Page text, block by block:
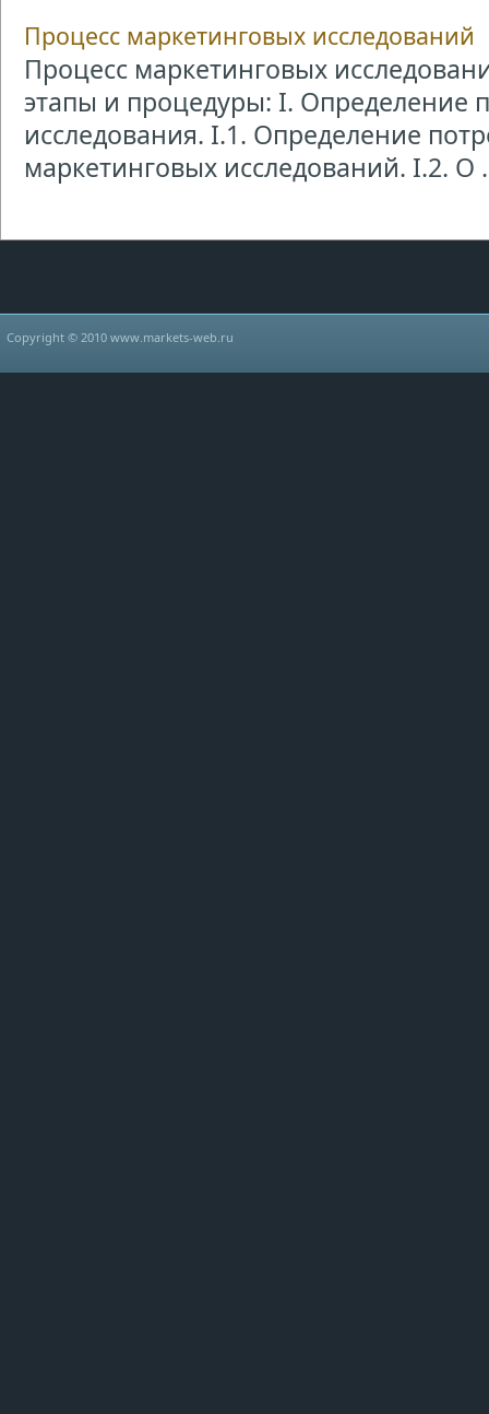
Процесс маркетинговых исследований
Процесс маркетинговых
этапы и процедуры: I. Определение
исследования. I.1. Определение
маркетинговых исследований. I.2. О
Copyright © 2010 www.markets-web.ru